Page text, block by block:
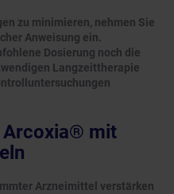
zu minimieren, nehmen Sie
Anweisung ein.
Dosierung noch die
Langzeittherapie
mit
Arzneimittel verstärken